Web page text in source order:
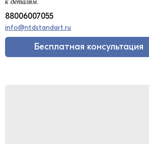
к деталям.
88006007055
info@ntdstandart.ru
Бесплатная консультация